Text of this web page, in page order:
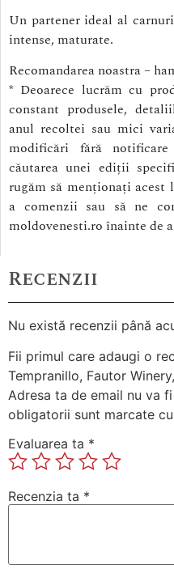
Un partener ideal al
intense, maturate.
Recomandarea noastra –
* Deoarece lucrăm cu
constant produsele,
anul recoltei sau mici
modificări fără
căutarea unei ediții
rugăm să menționați acest
a comenzii sau să ne
moldovenesti.ro înainte de
Recenzii
Nu există recenzii până
Fii primul care adaugi o
Tempranillo, Fautor
Adresa ta de email nu va
obligatorii sunt marcate cu
Evaluarea ta *
Recenzia ta *